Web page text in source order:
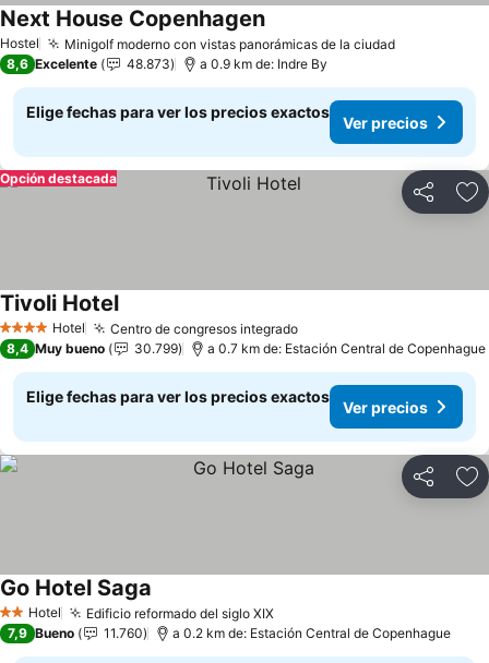
Hostel Minigolf moderno con vistas panorámicas de la ciudadVer precios
Next House CopenhagenVer precios
8,6 Excelente 48.873 a 0.9 km de: Indre By
Elige fechas para ver los precios exactos
Ver precios
Compartir
Opción destacada
4 EstrellasHotel Centro de congresos integradoVer precios
Tivoli HotelVer precios
8,4 Muy bueno 30.799 a 0.7 km de: Estación Central de Copenhague
Elige fechas para ver los precios exactos
Ver precios
Compartir
2 Estrellas
Hotel Edificio reformado del siglo XIXVer precios
Go Hotel Saga
7,9 Bueno 11.760 a 0.2 km de: Estación Central de Copenhague